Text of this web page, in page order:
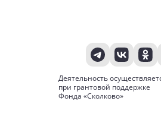
Деятельность
при грантовой поддержке
Фонда «Сколково»